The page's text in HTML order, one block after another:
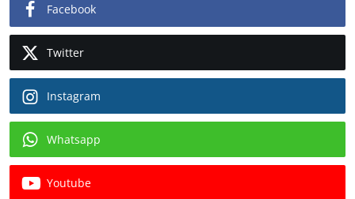
Facebook
Twitter
Instagram
Whatsapp
Youtube